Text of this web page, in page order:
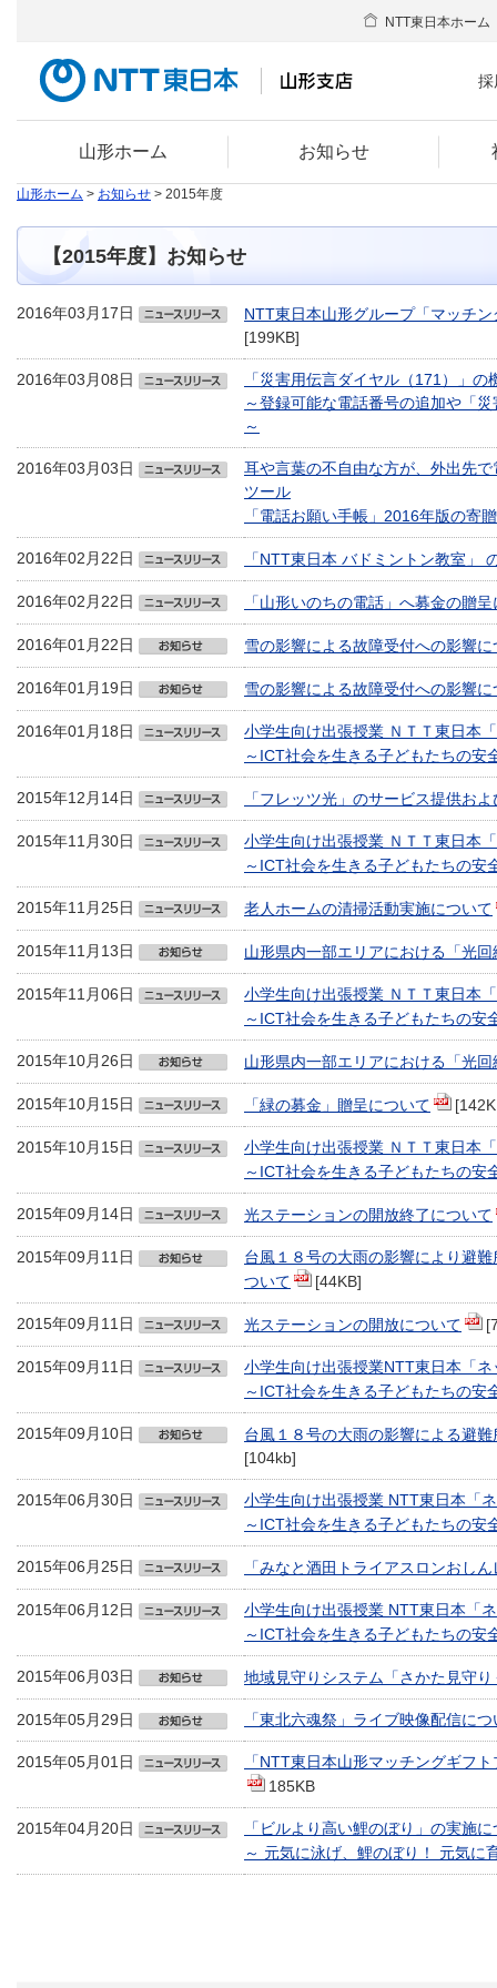
山形ホーム お知らせ
NTT東日本ホーム
採
山形ホーム > お知らせ > 2015年度
【2015年度】お知らせ
2016年03月17日
NTT東日本山形グループ「マッチ
[199KB]
2016年03月08日
「災害用伝言ダイヤル（171）」の
～登録可能な電話番号の追加や「
～
2016年03月03日
耳や言葉の不自由な方が、外出先
ツール
「電話お願い手帳」2016年版の寄
2016年02月22日 「NTT東日本 バドミントン教室」
2016年02月22日 「山形いのちの電話」へ募金の贈
2016年01月22日 雪の影響による故障受付への影響
2016年01月19日 雪の影響による故障受付への影響に
2016年01月18日
小学生向け出張授業 ＮＴＴ東日本
～ICT社会を生きる子どもたちの安
2015年12月14日 「フレッツ光」のサービス提供お
2015年11月30日
小学生向け出張授業 ＮＴＴ東日本
～ICT社会を生きる子どもたちの安
2015年11月25日 老人ホームの清掃活動実施について
2015年11月13日 山形県内一部エリアにおける「光
2015年11月06日
小学生向け出張授業 ＮＴＴ東日本
～ICT社会を生きる子どもたちの安
2015年10月26日 山形県内一部エリアにおける「光
2015年10月15日 「緑の募金」贈呈について
2015年10月15日
小学生向け出張授業 ＮＴＴ東日本
～ICT社会を生きる子どもたちの安
2015年09月14日 光ステーションの開放終了について
2015年09月11日
台風１８号の大雨の影響により避
ついて
[44KB]
2015年09月11日 光ステーションの開放について
2015年09月11日
小学生向け出張授業NTT東日本「
～ICT社会を生きる子どもたちの安
2015年09月10日
台風１８号の大雨の影響による避
[104kb]
2015年06月30日
小学生向け出張授業 NTT東日本「
～ICT社会を生きる子どもたちの安
2015年06月25日 「みなと酒田トライアスロンおし
2015年06月12日
小学生向け出張授業 NTT東日本「
～ICT社会を生きる子どもたちの安
2015年06月03日 地域見守りシステム「さかた見守
2015年05月29日 「東北六魂祭」ライブ映像配信につ
2015年05月01日
「NTT東日本山形マッチングギフ
185KB
2015年04月20日
「ビルより高い鯉のぼり」の実施
～ 元気に泳げ、鯉のぼり！ 元気に